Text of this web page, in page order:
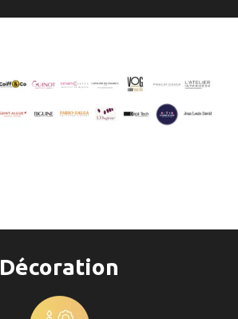
Décoration